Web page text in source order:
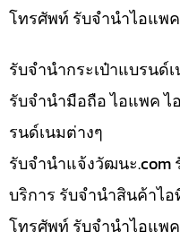
โทรศัพท์ รับจำนำไอแพ
รับจำนำกระเป๋าแบรนด์
รับจำนำมือถือ ไอแพค
รนด์เนมต่างๆ
รับจํานําแจ้งวัฒนะ.com
บริการ รับจำนำสินค้าไ
โทรศัพท์ รับจำนำไอแพ